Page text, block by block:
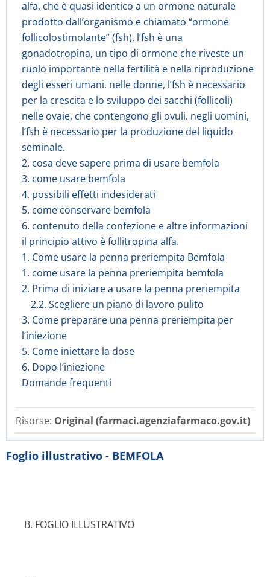
alfa, che è quasi identico a un ormone naturale
prodotto dall’organismo e chiamato “ormone
follicolostimolante” (fsh). l’fsh è una
gonadotropina, un tipo di ormone che riveste un
ruolo importante nella fertilità e nella riproduzione
degli esseri umani. nelle donne, l’fsh è necessario
per la crescita e lo sviluppo dei sacchi (follicoli)
nelle ovaie, che contengono gli ovuli. negli uomini,
l’fsh è necessario per la produzione del liquido
seminale.
2. cosa deve sapere prima di usare bemfola
3. come usare bemfola
4. possibili effetti indesiderati
5. come conservare bemfola
6. contenuto della confezione e altre informazioni
il principio attivo è follitropina alfa.
1. Come usare la penna preriempita Bemfola
1. come usare la penna preriempita bemfola
2. Prima di iniziare a usare la penna preriempita
2.2. Scegliere un piano di lavoro pulito
3. Come preparare una penna preriempita per
l’iniezione
5. Come iniettare la dose
6. Dopo l’iniezione
Domande frequenti
Risorse: Original (farmaci.agenziafarmaco.gov.it)
Foglio illustrativo - BEMFOLA
B. FOGLIO ILLUSTRATIVO